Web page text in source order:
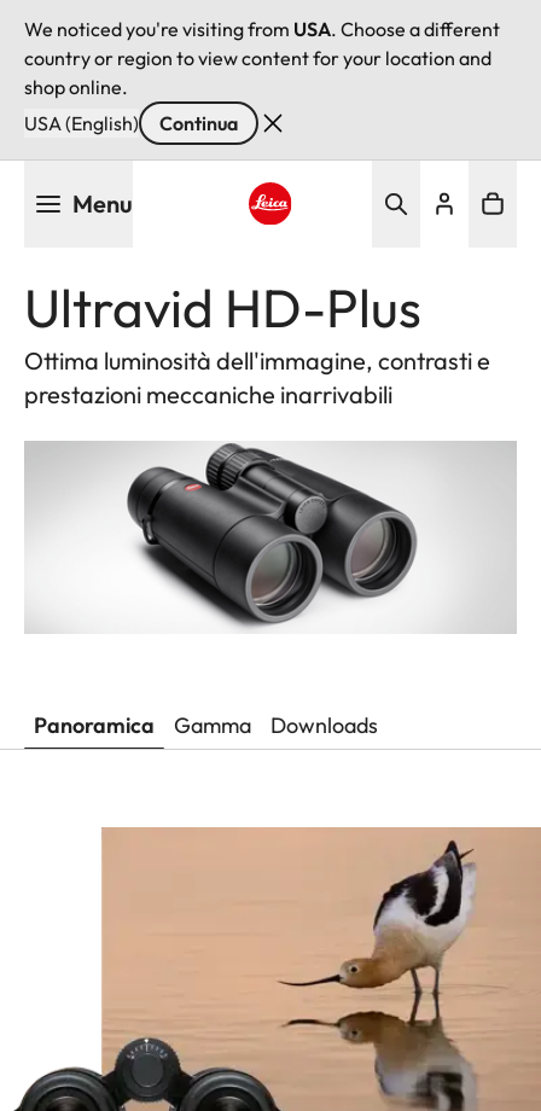
We noticed you're visiting from USA. Choose a different
country or region to view content for your location and
shop online.
USA (English)
Continua
Menu
Ultravid HD-Plus
Ottima luminosità dell'immagine, contrasti e
prestazioni meccaniche inarrivabili
Panoramica Gamma Downloads